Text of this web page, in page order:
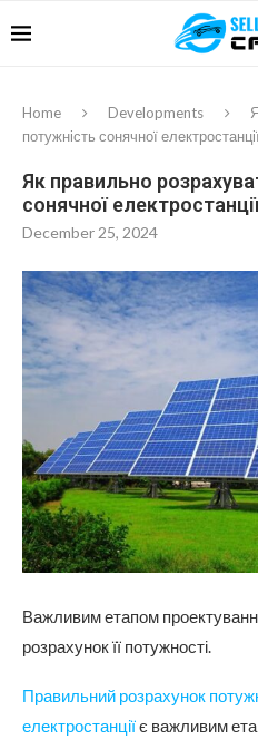
Home Developments
потужність сонячної
Як правильно
сонячної
December 25, 2024
Важливим етапом
розрахунок її потужності.
Правильний розрахунок
електростанціїє важливим